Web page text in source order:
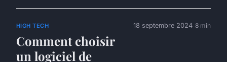
HIGH TECH
Comment choisir
un logiciel de
18 septembre 2024 8 min